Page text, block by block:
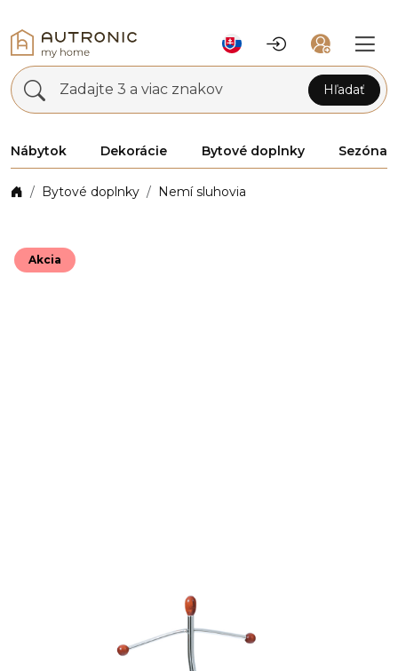
Zadajte 3 a viac znakov Hľadať
Nábytok Dekorácie Bytové doplnky Sezóna
Bytové doplnky Nemí sluhovia
Akcia